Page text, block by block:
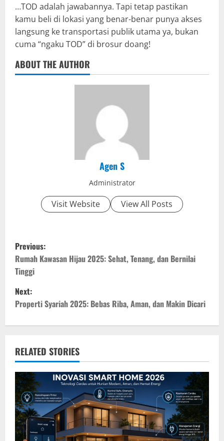
…TOD adalah jawabannya. Tapi tetap pastikan
kamu beli di lokasi yang benar-benar punya akses
langsung ke transportasi publik utama ya, bukan
cuma “ngaku TOD” di brosur doang!
ABOUT THE AUTHOR
Agen S
Administrator
Visit Website View All Posts
P
o
s
t
n
a
v
i
g
a
Previous:
Rumah Kawasan Hijau 2025: Sehat, Tenang, dan Bernilai
Tinggi
Next:
Properti Syariah 2025: Bebas Riba, Aman, dan Makin Dicari
RELATED STORIES